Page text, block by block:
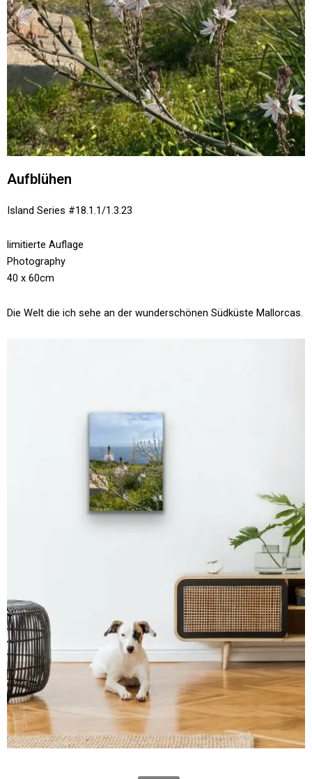
Aufblühen
Island Series #18.1.1/1.3.23
limitierte Auflage
Photography
40 x 60cm
Die Welt die ich sehe an der wunderschönen Südküste Mallorcas.